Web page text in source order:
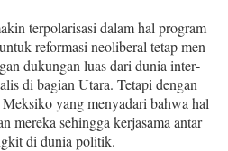
terpolarisasi dalam hal program
reformasi neoliberal tetap men­
dukungan luas dari dunia inter­
di bagian Utara. Tetapi dengan
yang menyadari bahwa hal
mereka sehingga kerjasama antar
di dunia politik.